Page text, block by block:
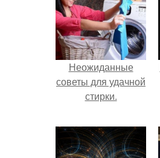
Неожиданные
советы для удачной
стирки.